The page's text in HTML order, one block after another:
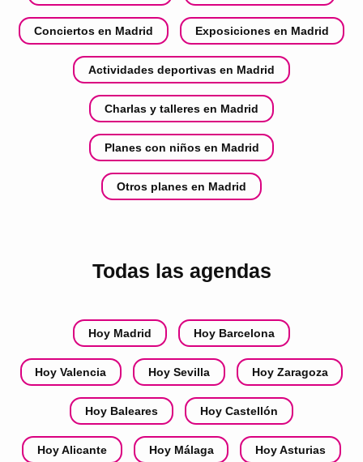
Conciertos en Madrid Exposiciones en Madrid
Actividades deportivas en Madrid
Charlas y talleres en Madrid
Planes con niños en Madrid
Otros planes en Madrid
Todas las agendas
Hoy Madrid Hoy Barcelona
Hoy Valencia Hoy Sevilla Hoy Zaragoza
Hoy Baleares Hoy Castellón
Hoy Alicante Hoy Málaga Hoy Asturias